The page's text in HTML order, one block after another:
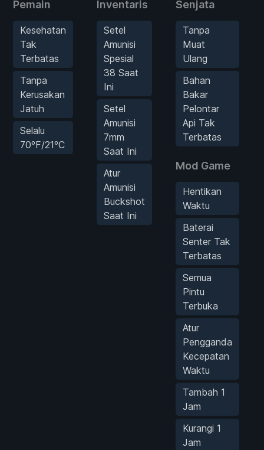
Pemain
Kesehatan
Tak
Terbatas
Tanpa
Kerusakan
Jatuh
Selalu
70ºF/21ºC
Inventaris
Setel
Amunisi
Spesial
38 Saat
Ini
Setel
Amunisi
7mm
Saat Ini
Atur
Amunisi
Buckshot
Saat Ini
Senjata
Tanpa
Muat
Ulang
Bahan
Bakar
Pelontar
Api Tak
Terbatas
Mod Game
Hentikan
Waktu
Baterai
Senter Tak
Terbatas
Semua
Pintu
Terbuka
Atur
Pengganda
Kecepatan
Waktu
Tambah 1
Jam
Kurangi 1
Jam